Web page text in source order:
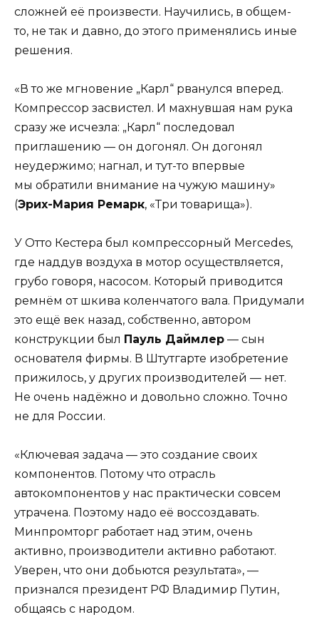
сложней её произвести. Научились, в общем-
то, не так и давно, до этого применялись иные
решения.
«В то же мгновение „Карл“ рванулся вперед.
Компрессор засвистел. И махнувшая нам рука
сразу же исчезла: „Карл“ последовал
приглашению — он догонял. Он догонял
неудержимо; нагнал, и тут-то впервые
мы обратили внимание на чужую машину»
(Эрих-Мария Ремарк, «Три товарища»).
У Отто Кестера был компрессорный Mercedes,
где наддув воздуха в мотор осуществляется,
грубо говоря, насосом. Который приводится
ремнём от шкива коленчатого вала. Придумали
это ещё век назад, собственно, автором
конструкции был Пауль Даймлер — сын
основателя фирмы. В Штутгарте изобретение
прижилось, у других производителей — нет.
Не очень надёжно и довольно сложно. Точно
не для России.
«Ключевая задача — это создание своих
компонентов. Потому что отрасль
автокомпонентов у нас практически совсем
утрачена. Поэтому надо её воссоздавать.
Минпромторг работает над этим, очень
активно, производители активно работают.
Уверен, что они добьются результата», —
признался президент РФ Владимир Путин,
общаясь с народом.